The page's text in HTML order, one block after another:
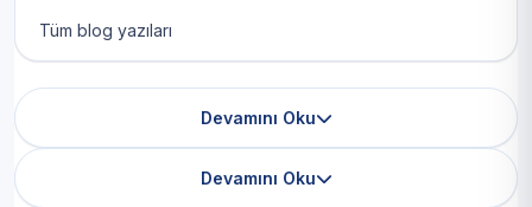
Tüm blog yazıları
Devamını Oku
Devamını Oku